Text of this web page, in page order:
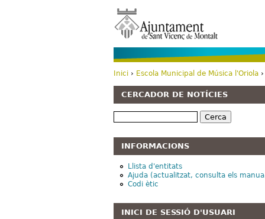
Esteu aquí
Inici › Escola Municipal de Música l'Oriola
CERCADOR DE NOTÍCIES
Cerca
INFORMACIONS
Llista d'entitats
Ajuda (actualitzat, consulta els
Codi ètic
INICI DE SESSIÓ D'USUARI